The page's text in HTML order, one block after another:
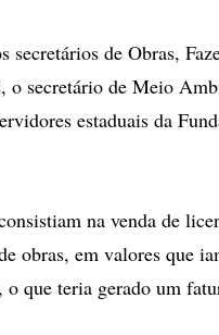
secretários de Obras,
o secretário de Meio
estaduais da
na venda de
obras, em valores que
que teria gerado um